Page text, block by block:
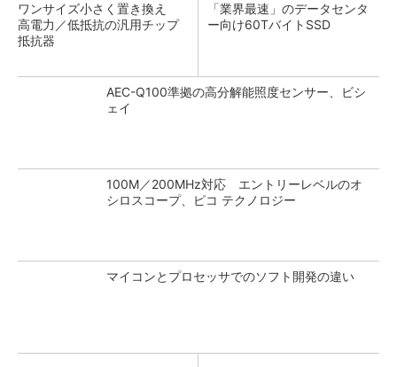
ワンサイズ小さく置き換え
高電力／低抵抗の汎用チップ
抵抗器
「業界最速」のデータセンタ
ー向け60TバイトSSD
AEC-Q100準拠の高分解能照度センサー、ビシ
ェイ
100M／200MHz対応 エントリーレベルのオ
シロスコープ、ピコ テクノロジー
マイコンとプロセッサでのソフト開発の違い